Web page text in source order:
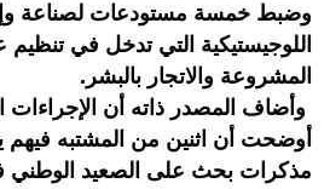
وضبط خمسة مستودعات لصناعة
اللوجيستيكية التي تدخل في تنظيم
المشروعة والاتجار بالبشر.
وأضاف المصدر ذاته أن الإجراءات
أوضحت أن اثنين من المشتبه
مذكرات بحث على الصعيد الوطني